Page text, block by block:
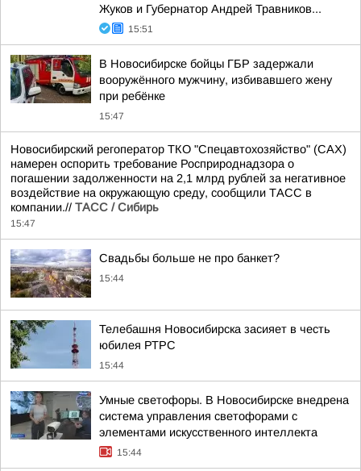
Жуков и Губернатор Андрей Травников...
15:51
В Новосибирске бойцы ГБР задержали
вооружённого мужчину, избивавшего жену
при ребёнке
15:47
Новосибирский регоператор ТКО "Спецавтохозяйство" (САХ)
намерен оспорить требование Росприроднадзора о
погашении задолженности на 2,1 млрд рублей за негативное
воздействие на окружающую среду, сообщили ТАСС в
компании.// ТАСС / Сибирь
15:47
Свадьбы больше не про банкет?
15:44
Телебашня Новосибирска засияет в честь
юбилея РТРС
15:44
Умные светофоры. В Новосибирске внедрена
система управления светофорами с
элементами искусственного интеллекта
15:44